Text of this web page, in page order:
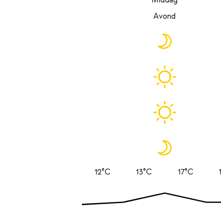
Avond
12°C 13°C 17°C